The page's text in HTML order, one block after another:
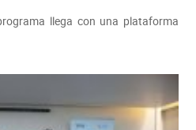
llega con una plataforma